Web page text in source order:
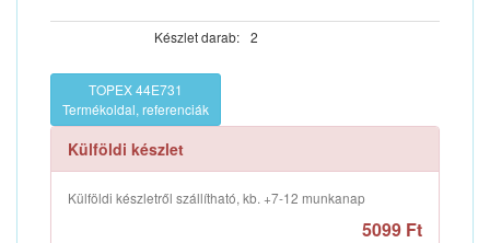
Készlet darab: 2
TOPEX 44E731
Termékoldal, referenciák
Külföldi készlet
Külföldi készletről szállítható, kb. +7-12 munkanap
5099 Ft